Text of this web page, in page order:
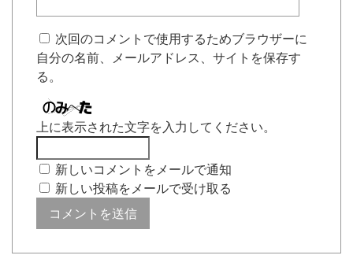
次回のコメントで使用するためブラウザーに
自分の名前、メールアドレス、サイトを保存す
る。
上に表示された文字を入力してください。
新しいコメントをメールで通知
新しい投稿をメールで受け取る